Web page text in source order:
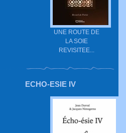
UNE ROUTE DE
LA SOIE
REVISITEE...
ECHO-ESIE IV